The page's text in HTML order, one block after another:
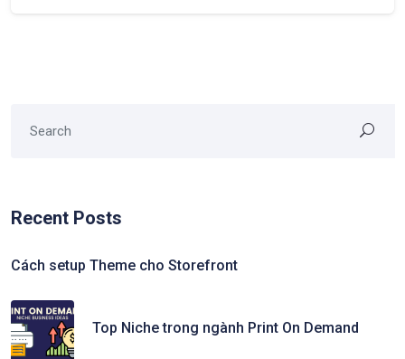
Recent Posts
Cách setup Theme cho Storefront
Top Niche trong ngành Print On Demand